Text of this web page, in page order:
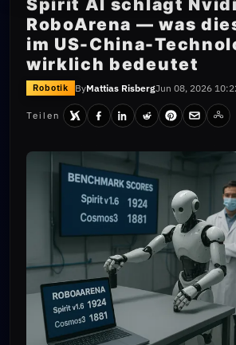
Spirit AI schlägt
RoboArena — was
im US-China-
wirklich bedeutet
Robotik ByMattias RisbergJun 08, 2026
Teilen